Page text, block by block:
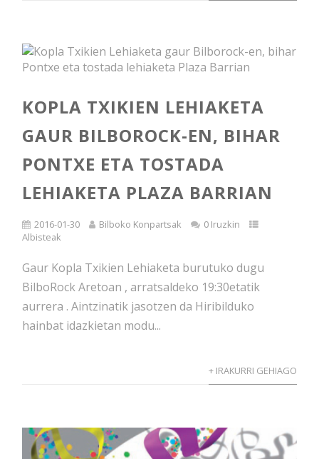
KOPLA TXIKIEN LEHIAKETA
GAUR BILBOROCK-EN, BIHAR
PONTXE ETA TOSTADA
LEHIAKETA PLAZA BARRIAN
2016-01-30 Bilboko Konpartsak
0 Iruzkin
Albisteak
Gaur Kopla Txikien Lehiaketa burutuko dugu
BilboRock Aretoan , arratsaldeko 19:30etatik
aurrera . Aintzinatik jasotzen da Hiribilduko
hainbat idazkietan modu...
+ IRAKURRI GEHIAGO